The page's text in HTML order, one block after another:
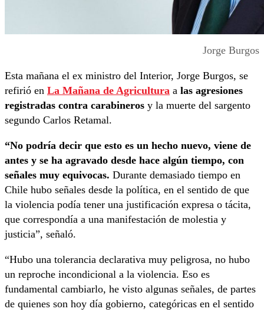
Jorge Burgos
Esta mañana el ex ministro del Interior, Jorge Burgos, se
refirió en La Mañana de Agricultura a las agresiones
registradas contra carabineros y la muerte del sargento
segundo Carlos Retamal.
“No podría decir que esto es un hecho nuevo, viene de
antes y se ha agravado desde hace algún tiempo, con
señales muy equivocas. Durante demasiado tiempo en
Chile hubo señales desde la política, en el sentido de que
la violencia podía tener una justificación expresa o tácita,
que correspondía a una manifestación de molestia y
justicia”, señaló.
“Hubo una tolerancia declarativa muy peligrosa, no hubo
un reproche incondicional a la violencia. Eso es
fundamental cambiarlo, he visto algunas señales, de partes
de quienes son hoy día gobierno, categóricas en el sentido